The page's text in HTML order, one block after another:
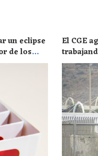
un eclipse
de los
El CGE